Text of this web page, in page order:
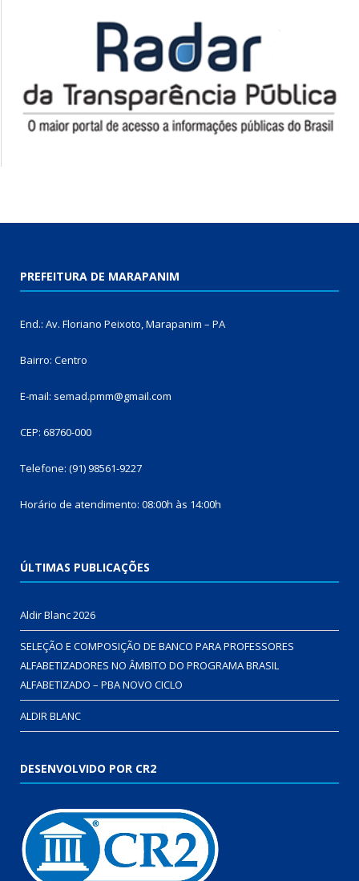
PREFEITURA DE MARAPANIM
End.: Av. Floriano Peixoto, Marapanim – PA
Bairro: Centro
E-mail: semad.pmm@gmail.com
CEP: 68760-000
Telefone: (91) 98561-9227
Horário de atendimento: 08:00h às 14:00h
ÚLTIMAS PUBLICAÇÕES
Aldir Blanc 2026
SELEÇÃO E COMPOSIÇÃO DE BANCO PARA PROFESSORES
ALFABETIZADORES NO ÂMBITO DO PROGRAMA BRASIL
ALFABETIZADO – PBA NOVO CICLO
ALDIR BLANC
DESENVOLVIDO POR CR2